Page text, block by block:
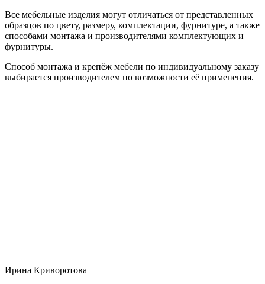
Все мебельные изделия могут отличаться от представленных
образцов по цвету, размеру, комплектации, фурнитуре, а также
способами монтажа и производителями комплектующих и
фурнитуры.
Способ монтажа и крепёж мебели по индивидуальному заказу
выбирается производителем по возможности её применения.
Ирина Криворотова